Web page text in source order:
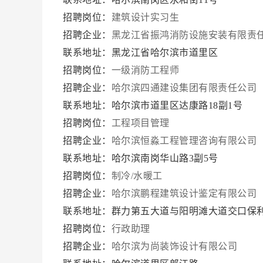
招聘岗位： 建筑设计实习生
招聘企业： 黑龙江省振鸿消防设施安装有限责
联系地址：黑龙江省哈尔滨市道里区
招聘岗位： 一级消防工程师
招聘企业：
哈尔滨四通建设集团有限责任公司
联系地址：哈尔滨市道里区达康路18副1号
招聘岗位： 工程项目管理
招聘企业：
哈尔滨恒淼工程管理咨询有限公司
联系地址：哈尔滨南岗华山路3副5号
招聘岗位： 制冷/水暖工
招聘企业：
哈尔滨鹏程建筑设计鉴定有限公司
联系地址：群力第五大道与阳明滩大道交口保
招聘岗位： 行政助理
招聘企业：
哈尔滨为尚装饰设计有限公司